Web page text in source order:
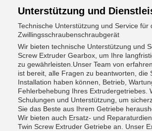
Unterstützung und
Technische Unterstützung und Service für
Zwillingsschraubenschraubgerät
Wir bieten technische Unterstützung und
Screw Extruder Gearbox, um Ihre
zu gewährleisten.Unser Team von
ist bereit, alle Fragen zu beantworten, die
Installation haben können, Betrieb,
Fehlerbehebung Ihres Extrudergetriebes.
Schulungen und Unterstützung, um
Sie das Beste aus Ihrem Getriebe
Wir bieten auch Ersatz- und
Twin Screw Extruder Getriebe an. Unser